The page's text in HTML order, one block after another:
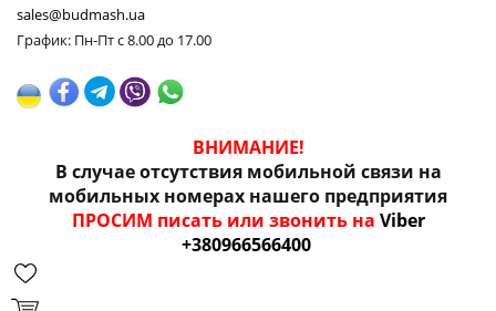
sales@budmash.ua
График: Пн-Пт с 8.00 до 17.00
ВНИМАНИЕ!
В случае отсутствия мобильной связи на
мобильных номерах нашего предприятия
ПРОСИМ писать или звонить на Viber
+380966566400